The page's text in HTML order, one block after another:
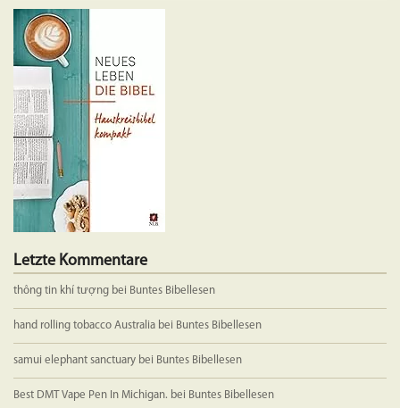
Letzte Kommentare
thông tin khí tượng bei Buntes Bibellesen
hand rolling tobacco Australia bei Buntes Bibellesen
samui elephant sanctuary bei Buntes Bibellesen
Best DMT Vape Pen In Michigan. bei Buntes Bibellesen